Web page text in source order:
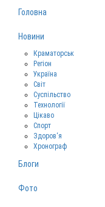
Головна
Новини
Краматорськ
Регіон
Україна
Світ
Суспільство
Технології
Цікаво
Спорт
Здоров‘я
Хронограф
Блоги
Фото